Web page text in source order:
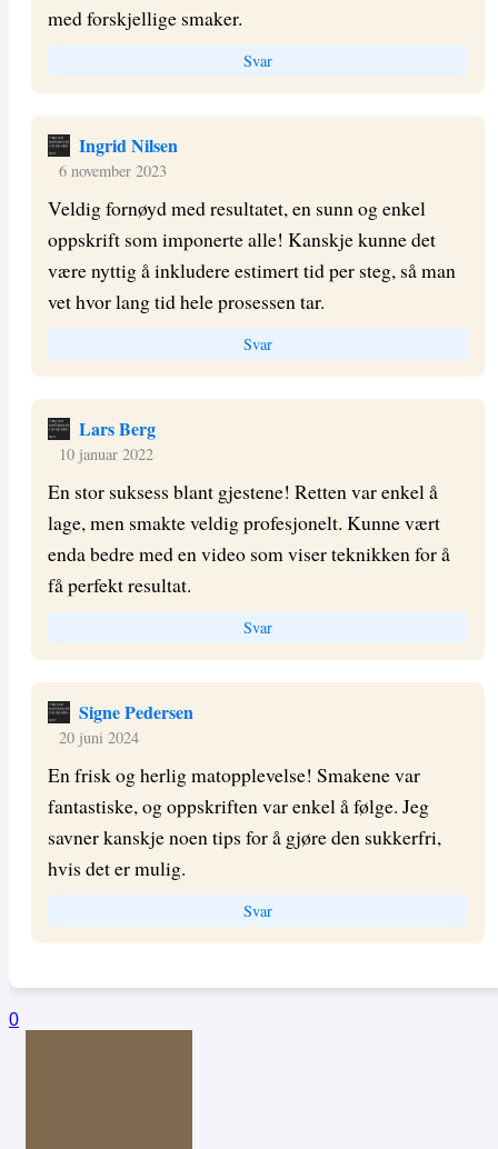
med forskjellige smaker.
Svar
Ingrid Nilsen
6 november 2023
Veldig fornøyd med resultatet, en sunn og enkel
oppskrift som imponerte alle! Kanskje kunne det
være nyttig å inkludere estimert tid per steg, så man
vet hvor lang tid hele prosessen tar.
Svar
Lars Berg
10 januar 2022
En stor suksess blant gjestene! Retten var enkel å
lage, men smakte veldig profesjonelt. Kunne vært
enda bedre med en video som viser teknikken for å
få perfekt resultat.
Svar
Signe Pedersen
20 juni 2024
En frisk og herlig matopplevelse! Smakene var
fantastiske, og oppskriften var enkel å følge. Jeg
savner kanskje noen tips for å gjøre den sukkerfri,
hvis det er mulig.
Svar
0